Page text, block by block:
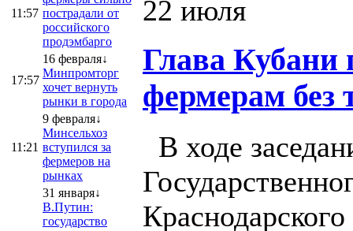
11:57 пострадали от
российского
продэмбарго
17:57
16 февраля↓
Минпромторг
хочет вернуть
рынки в города
11:21
9 февраля↓
Минсельхоз
вступился за
фермеров на
рынках
31 января↓
В.Путин:
государство
22 июля
Глава Кубани
фермерам без
В ходе